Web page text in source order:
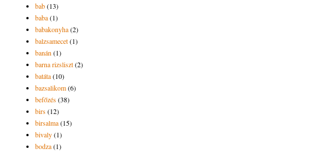
bab(13)
baba(1)
babakonyha(2)
balzsamecet(1)
banán(1)
barna rizsliszt(2)
batáta(10)
bazsalikom(6)
befőzés(38)
birs(12)
birsalma(15)
bivaly(1)
bodza(1)